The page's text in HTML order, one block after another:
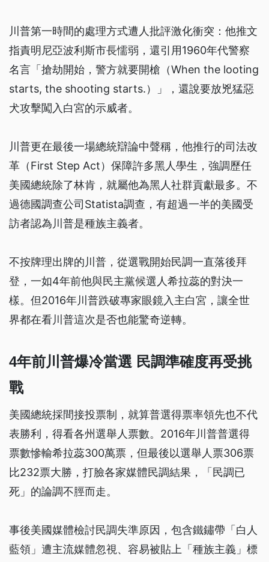
川普第一時間的處理方式遭人批評激化衝突：他推文
指責明尼亞波利斯市長懦弱，還引用1960年代警察
名言「搶劫開始，警方就要開槍（When the looting
starts, the shooting starts.）」，還說要放兇猛惡
犬攻擊闖入白宮的示威者。
川普更在最後一場總統辯論中聲稱，他推行的司法改
革（First Step Act）保障許多黑人學生，強調歷任
美國總統除了林肯，就屬他為黑人社群貢獻最多。不
過德國調查公司Statista調查，有超過一半的美國受
訪者認為川普是種族主義者。
不按牌理出牌的川普，從選戰開始民調一直落後拜
登，一如4年前他與民主黨候選人希拉蕊的對決一
樣。但2016年川普跌破專家眼鏡入主白宮，讓全世
界都在看川普這次是否也能驚奇逆轉。
4年前川普爆冷當選 民調準確度再受挑
戰
美國總統採間接投票制，就算普選得票率領先也不代
表勝利，得看各州選舉人票數。2016年川普普選得
票數慘輸希拉蕊300萬票，但最後以選舉人票306票
比232票大勝，打臉各家媒體民調結果，「民調已
死」的論調不脛而走。
事後美國媒體檢討民調失準原因，包含鐵鏽帶「白人
藍領」遭主流媒體忽視、容易被貼上「種族主義」標